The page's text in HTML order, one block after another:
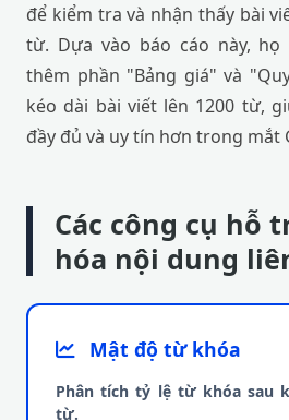
để kiểm tra và nhận thấy bài
từ. Dựa vào báo cáo này,
thêm phần "Bảng giá" và
kéo dài bài viết lên 1200 từ,
đầy đủ và uy tín hơn trong mắt
Các công cụ hỗ
hóa nội dung
Mật độ từ khóa
Phân tích tỷ lệ từ khóa sau
từ.